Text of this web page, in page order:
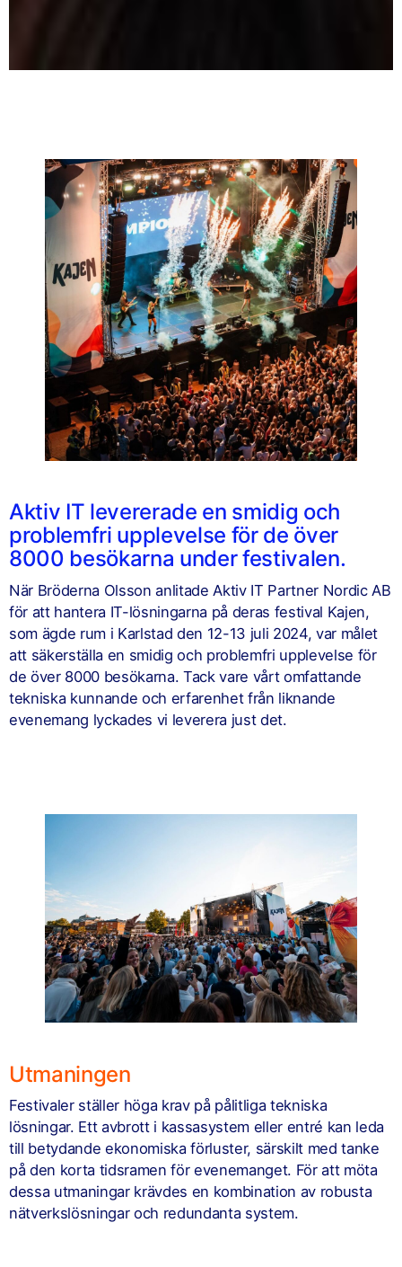
Aktiv IT levererade en smidig och
problemfri upplevelse för de över
8000 besökarna under festivalen.
När Bröderna Olsson anlitade Aktiv IT Partner Nordic AB
för att hantera IT-lösningarna på deras festival Kajen,
som ägde rum i Karlstad den 12-13 juli 2024, var målet
att säkerställa en smidig och problemfri upplevelse för
de över 8000 besökarna. Tack vare vårt omfattande
tekniska kunnande och erfarenhet från liknande
evenemang lyckades vi leverera just det.
Utmaningen
Festivaler ställer höga krav på pålitliga tekniska
lösningar. Ett avbrott i kassasystem eller entré kan leda
till betydande ekonomiska förluster, särskilt med tanke
på den korta tidsramen för evenemanget. För att möta
dessa utmaningar krävdes en kombination av robusta
nätverkslösningar och redundanta system.